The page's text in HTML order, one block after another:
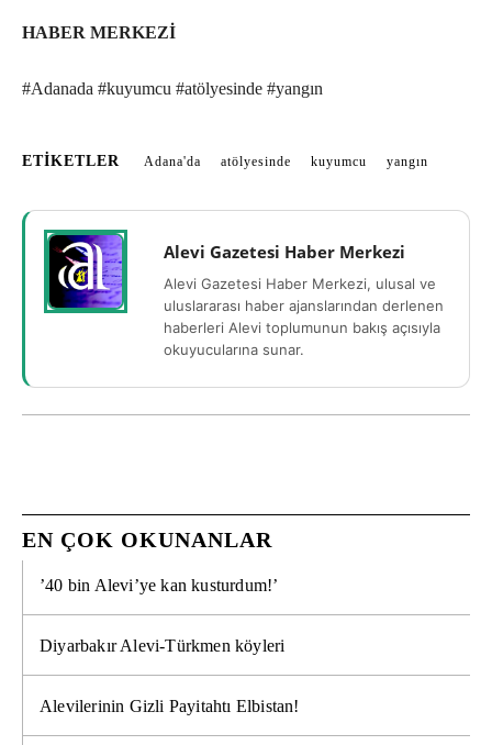
HABER MERKEZİ
#Adanada #kuyumcu #atölyesinde #yangın
ETIKETLER Adana'da atölyesinde kuyumcu yangın
Alevi Gazetesi Haber Merkezi
Alevi Gazetesi Haber Merkezi, ulusal ve
uluslararası haber ajanslarından derlenen
haberleri Alevi toplumunun bakış açısıyla
okuyucularına sunar.
EN ÇOK OKUNANLAR
’40 bin Alevi’ye kan kusturdum!’
Diyarbakır Alevi-Türkmen köyleri
Alevilerinin Gizli Payitahtı Elbistan!